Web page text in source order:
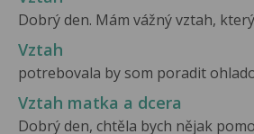
Dobrý den. Mám vážný vztah,
Vztah
potrebovala by som poradit
Vztah matka a dcera
Dobrý den, chtěla bych nějak